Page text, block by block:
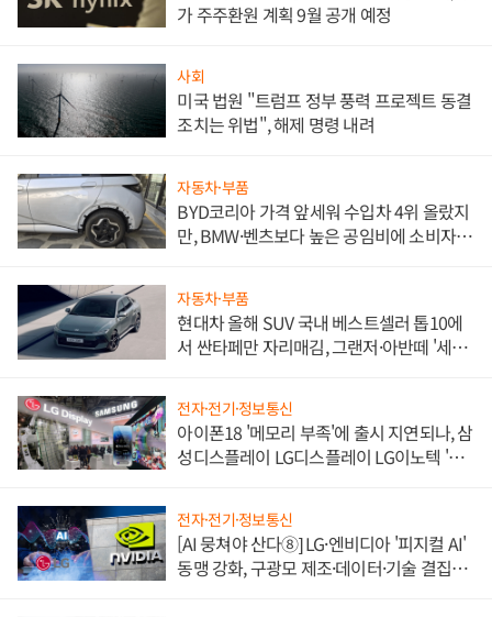
가 주주환원 계획 9월 공개 예정
사회
미국 법원 "트럼프 정부 풍력 프로젝트 동결
조치는 위법", 해제 명령 내려
자동차·부품
BYD코리아 가격 앞세워 수입차 4위 올랐지
만, BMW·벤츠보다 높은 공임비에 소비자
자동차·부품
현대차 올해 SUV 국내 베스트셀러 톱10에
서 싼타페만 자리매김, 그랜저·아반떼 '세단
전자·전기·정보통신
아이폰18 '메모리 부족'에 출시 지연되나, 삼
성디스플레이 LG디스플레이 LG이노텍 '탈
전자·전기·정보통신
[AI 뭉쳐야 산다⑧] LG·엔비디아 '피지컬 AI'
동맹 강화, 구광모 제조·데이터·기술 결집